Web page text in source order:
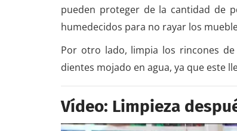
pueden proteger de la cantidad de
humedecidos para no rayar los
Por otro lado, limpia los rincones
dientes mojado en agua, ya que este
Vídeo: Limpieza